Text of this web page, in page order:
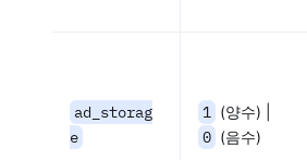
ad_storag
e
1 (양수) |
0 (음수)